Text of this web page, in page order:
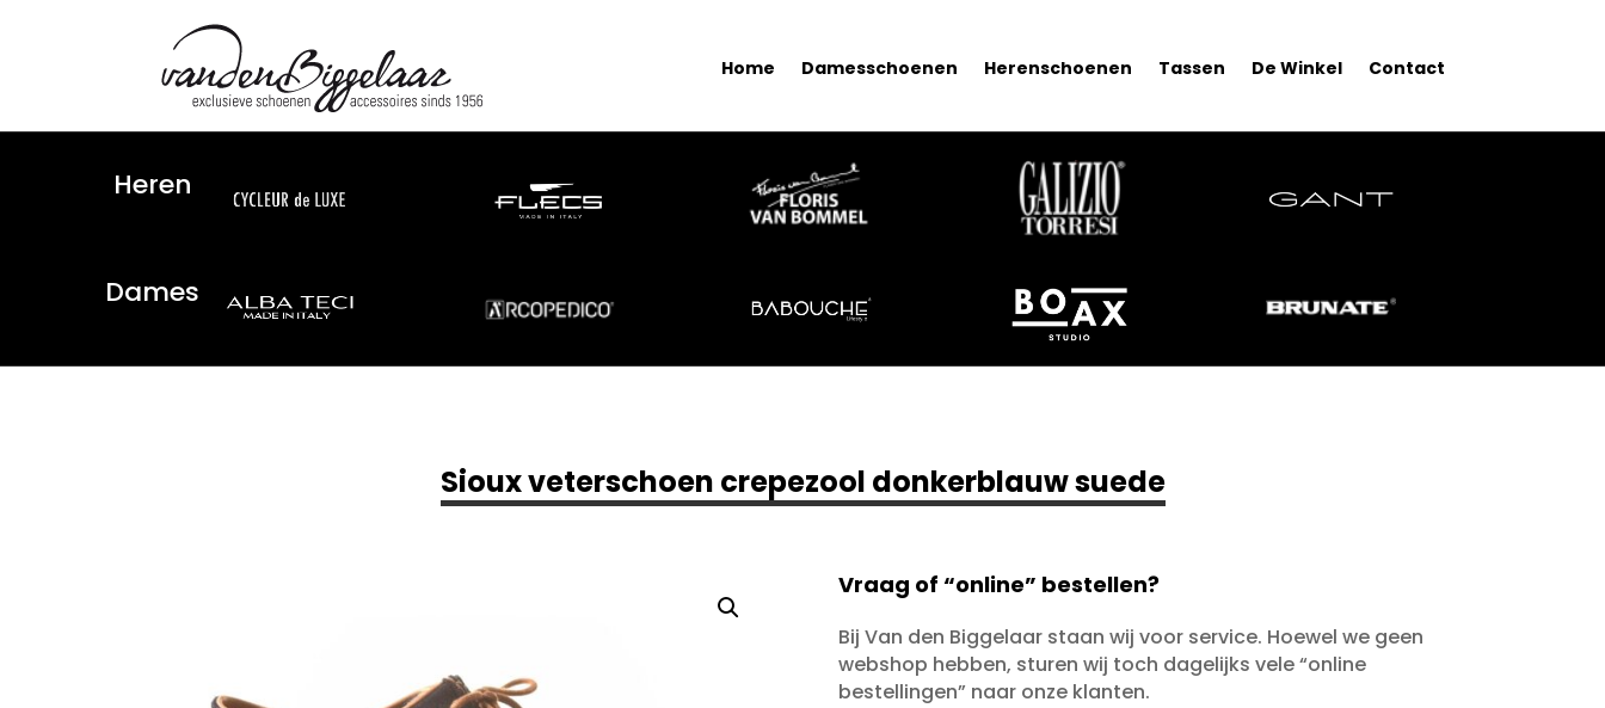
Home Damesschoenen Herenschoenen Tassen De Winkel Contact
Heren
Dames
Sioux veterschoen crepezool donkerblauw suede
Vraag of “online” bestellen?
Bij Van den Biggelaar staan wij voor service. Hoewel we geen
webshop hebben, sturen wij toch dagelijks vele “online
bestellingen” naar onze klanten.